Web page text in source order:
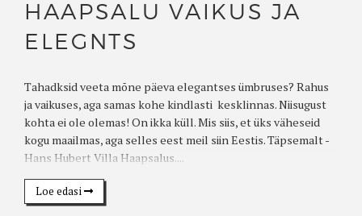
HAAPSALU VAIKUS JA
ELEGNTS
Tahadksid veeta mõne päeva elegantses ümbruses? Rahus
ja vaikuses, aga samas kohe kindlasti kesklinnas. Niisugust
kohta ei ole olemas! On ikka küll. Mis siis, et üks väheseid
kogu maailmas, aga selles eest meil siin Eestis. Täpsemalt -
Hans Hubert Villa Haapsalus....
Loe edasi